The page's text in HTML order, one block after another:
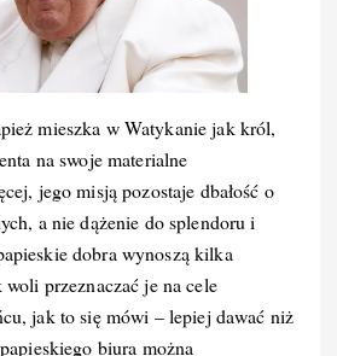
mieszka w Watykanie jak król,
na swoje materialne
jego misją pozostaje dbałość o
a nie dążenie do splendoru i
dobra wynoszą kilka
przeznaczać je na cele
jak to się mówi – lepiej dawać niż
biura można